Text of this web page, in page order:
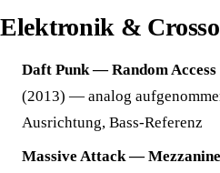
Elektronik &
Daft Punk — Random
(2013) — analog
Ausrichtung, Bass-Referenz
Massive Attack — Mezzanine